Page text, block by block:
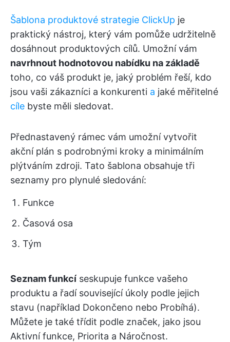
Šablona produktové strategie ClickUp je
praktický nástroj, který vám pomůže udržitelně
dosáhnout produktových cílů. Umožní vám
navrhnout hodnotovou nabídku na základě
toho, co váš produkt je, jaký problém řeší, kdo
jsou vaši zákazníci a konkurenti a jaké měřitelné
cíle byste měli sledovat.
Přednastavený rámec vám umožní vytvořit
akční plán s podrobnými kroky a minimálním
plýtváním zdroji. Tato šablona obsahuje tři
seznamy pro plynulé sledování:
Funkce
Časová osa
Tým
Seznam funkcí seskupuje funkce vašeho
produktu a řadí související úkoly podle jejich
stavu (například Dokončeno nebo Probíhá).
Můžete je také třídit podle značek, jako jsou
Aktivní funkce, Priorita a Náročnost.